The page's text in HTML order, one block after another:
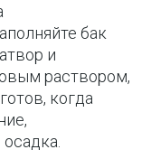
бак
и
раствором,
когда